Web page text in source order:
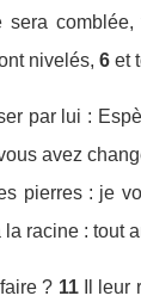
sera
nivelés, 6 et
par lui :
avez
pierres : je
racine : tout
? 11
Il